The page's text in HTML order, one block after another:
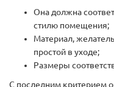
Она должна
стилю помещения;
Материал,
простой в уходе;
Размеры
С последним критерием